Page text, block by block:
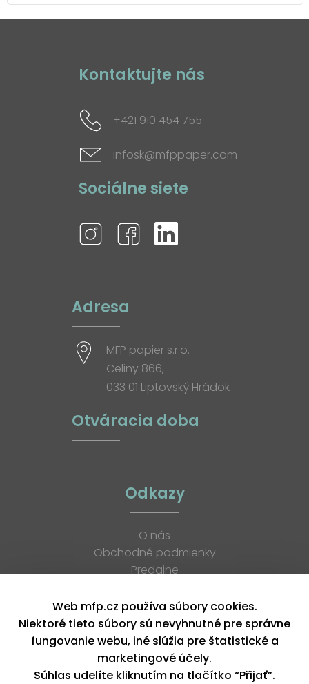
Kontaktujte nás
+421 910 454 755
infosk@mfppaper.com
Sociálne siete
Adresa
MFP papier s.r.o.
Celiny 866,
033 01 Liptovský Hrádok
Otváracia doba
Odkazy
O nás
Obchodné podmienky
Predajne
K stiahnutiu
Blog
Kontakt
Kariéra
XML feed
Web mfp.cz používa súbory cookies.
Niektoré tieto súbory sú nevyhnutné pre správne
fungovanie webu, iné slúžia pre štatistické a
marketingové účely.
Súhlas udelíte kliknutím na tlačítko “Přijať”.